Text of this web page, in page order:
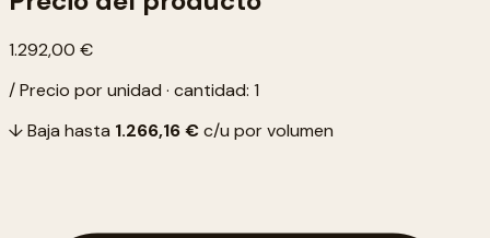
1.292,00 €
/ Precio por unidad · cantidad: 1
↓ Baja hasta 1.266,16 €c/u por volumen